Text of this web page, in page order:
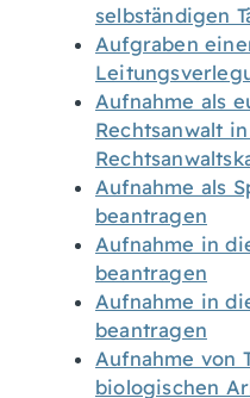
selbständigen
Aufgraben
Aufnahme als
Rechtsanwalt
Aufnahme als
beantragen
Aufnahme in
beantragen
Aufnahme in
beantragen
Aufnahme von
biologischen